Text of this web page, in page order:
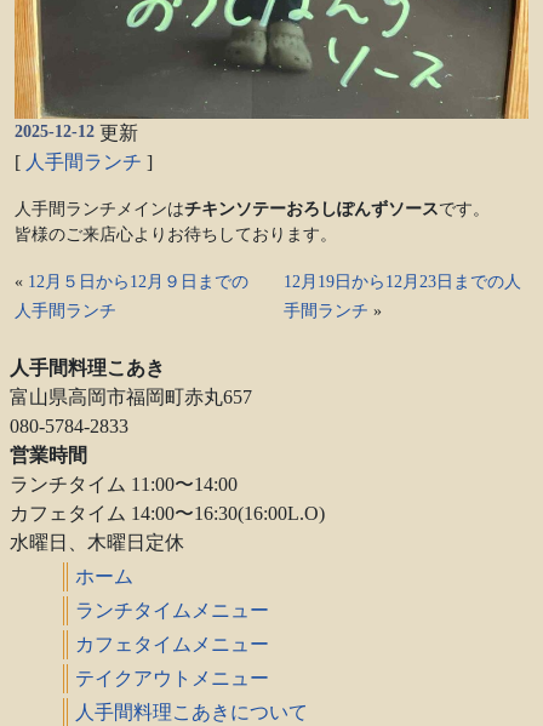
2025-12-12 更新
[ 人手間ランチ ]
人手間ランチメインはチキンソテーおろしぽんずソースです。
皆様のご来店心よりお待ちしております。
« 12月５日から12月９日までの
人手間ランチ
12月19日から12月23日までの人
手間ランチ »
人手間料理こあき
富山県高岡市福岡町赤丸657
080-5784-2833
営業時間
ランチタイム 11:00〜14:00
カフェタイム 14:00〜16:30(16:00L.O)
水曜日、木曜日定休
ホーム
ランチタイムメニュー
カフェタイムメニュー
テイクアウトメニュー
人手間料理こあきについて